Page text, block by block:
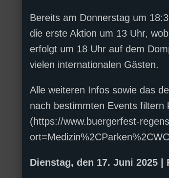
Bereits am Donnerstag um
die erste Aktion um 13 Uhr,
erfolgt um 18 Uhr auf dem
vielen internationalen Gästen.
Alle weiteren Infos sowie das
nach bestimmten Events
(https://www.buergerfest-
Dienstag, den 17. Juni 2025